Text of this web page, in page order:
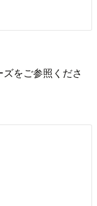
をご参照くださ